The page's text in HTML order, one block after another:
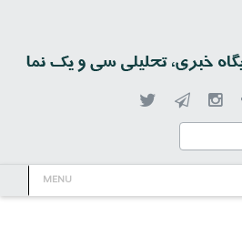
MENU